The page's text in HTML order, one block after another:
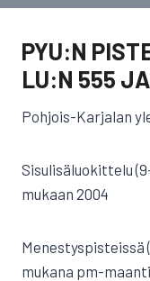
PYU:N
LU:N 555
Pohjois-Karjalan
Sisulisäluokittelu
mukaan 2004
Menestyspisteissä
mukana pm-